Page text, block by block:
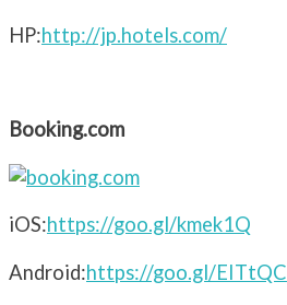
HP:http://jp.hotels.com/
Booking.com
iOS:https://goo.gl/kmek1Q
Android:https://goo.gl/EITtQC